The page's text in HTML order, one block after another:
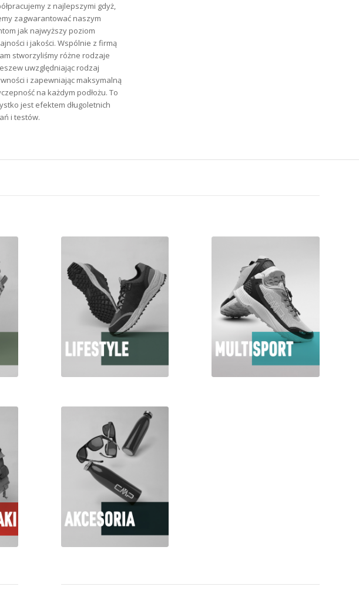
z najlepszymi gdyż,
zagwarantować naszym
jak najwyższy poziom
i jakości. Wspólnie z firmą
stworzyliśmy różne rodzaje
uwzględniając rodzaj
i zapewniając maksymalną
na każdym podłożu. To
jest efektem długoletnich
i testów.